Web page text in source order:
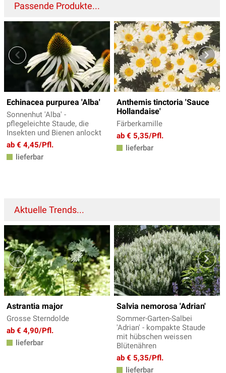
Passende Produkte...
Echinacea purpurea 'Alba'
Sonnenhut 'Alba' -
pflegeleichte Staude, die
Insekten und Bienen anlockt
ab € 4,45/Pfl.
lieferbar
Anthemis tinctoria 'Sauce
Hollandaise'
Färberkamille
ab € 5,35/Pfl.
lieferbar
Aktuelle Trends...
Astrantia major
Grosse Sterndolde
ab € 4,90/Pfl.
lieferbar
Salvia nemorosa 'Adrian'
Sommer-Garten-Salbei
'Adrian' - kompakte Staude
mit hübschen weissen
Blütenähren
ab € 5,35/Pfl.
lieferbar